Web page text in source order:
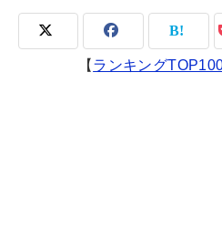
【 ランキング